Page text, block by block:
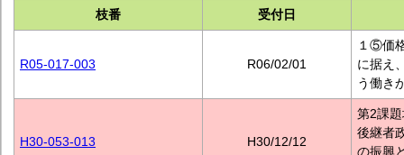
枝番
受付日
R05-017-003 R06/02/01
１⑤価
に据え
う働き
H30-053-013 H30/12/12
第2課
後継者
の振興